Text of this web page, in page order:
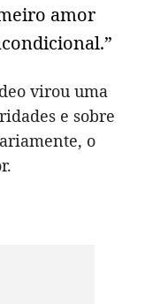
amor
virou uma
e sobre
o